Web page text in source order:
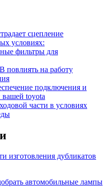
сцепление
условиях:
фильтры для
на работу
подключения и
вашей toyota
части в условиях
изготовления дубликатов
автомобильные лампы